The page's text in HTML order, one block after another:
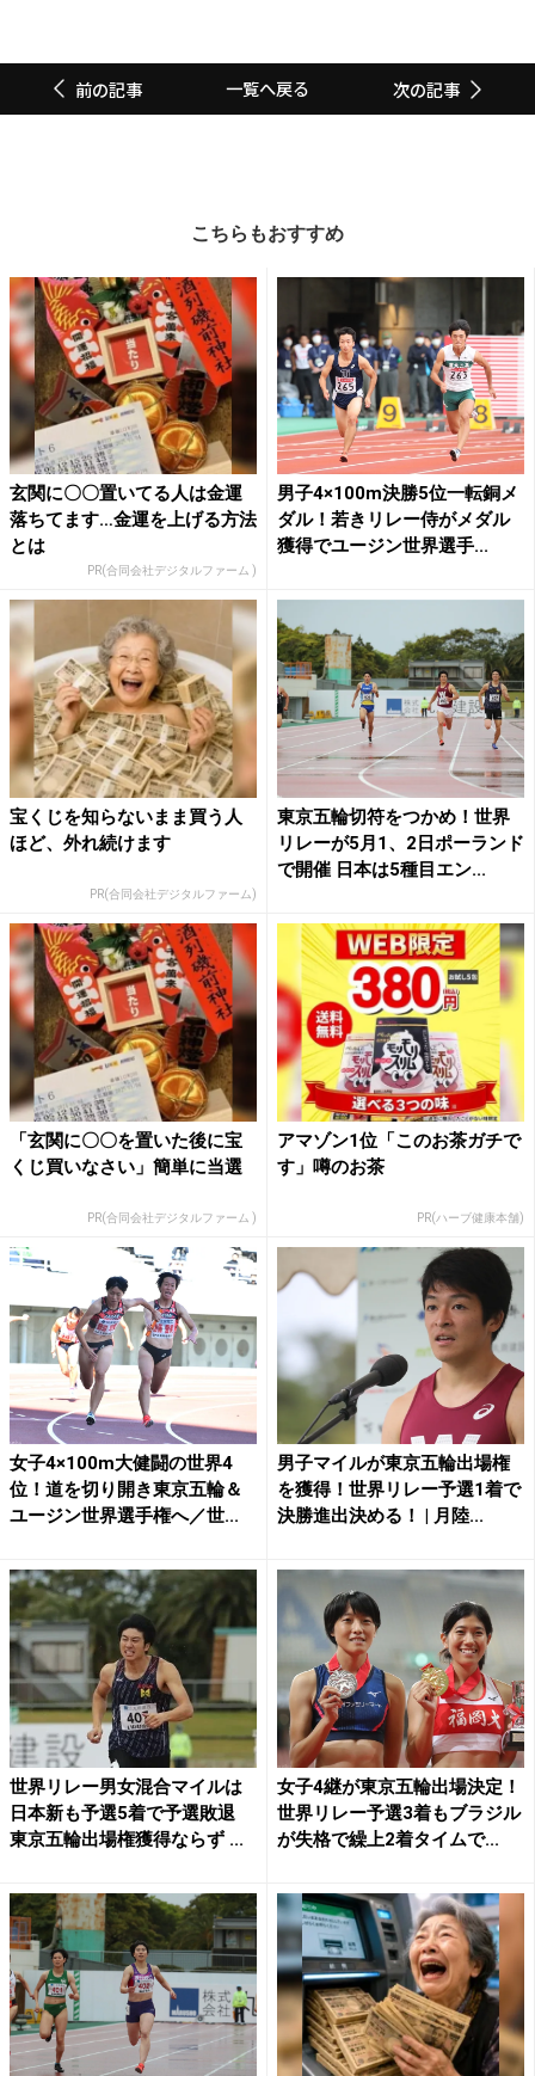
前の記事 一覧へ戻る 次の記事
こちらもおすすめ
玄関に〇〇置いてる人は金運
落ちてます…金運を上げる方法
とは
PR(合同会社デジタルファーム )
男子4×100m決勝5位一転銅メ
ダル！若きリレー侍がメダル
獲得でユージン世界選手...
宝くじを知らないまま買う人
ほど、外れ続けます
PR(合同会社デジタルファーム)
東京五輪切符をつかめ！世界
リレーが5月1、2日ポーランド
で開催 日本は5種目エン...
「玄関に〇〇を置いた後に宝
くじ買いなさい」簡単に当選
PR(合同会社デジタルファーム )
アマゾン1位「このお茶ガチで
す」噂のお茶
PR(ハーブ健康本舗)
女子4×100m大健闘の世界4
位！道を切り開き東京五輪＆
ユージン世界選手権へ／世...
男子マイルが東京五輪出場権
を獲得！世界リレー予選1着で
決勝進出決める！ | 月陸...
世界リレー男女混合マイルは
日本新も予選5着で予選敗退
東京五輪出場権獲得ならず ...
女子4継が東京五輪出場決定！
世界リレー予選3着もブラジル
が失格で繰上2着タイムで...